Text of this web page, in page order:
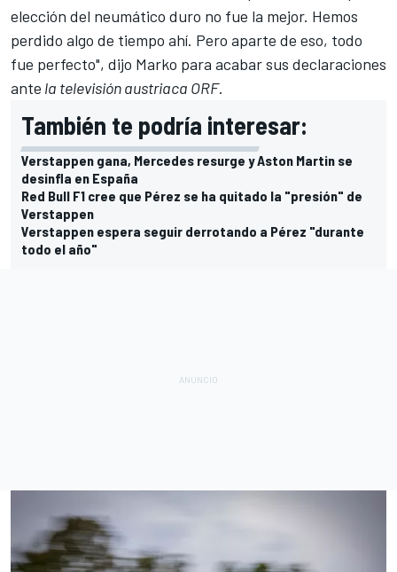
elección del neumático duro no fue la mejor. Hemos
perdido algo de tiempo ahí. Pero aparte de eso, todo
fue perfecto", dijo Marko para acabar sus declaraciones
ante la televisión austriaca ORF.
También te podría interesar:
Verstappen gana, Mercedes resurge y Aston Martin se
desinfla en España
Red Bull F1 cree que Pérez se ha quitado la "presión" de
Verstappen
Verstappen espera seguir derrotando a Pérez "durante
todo el año"